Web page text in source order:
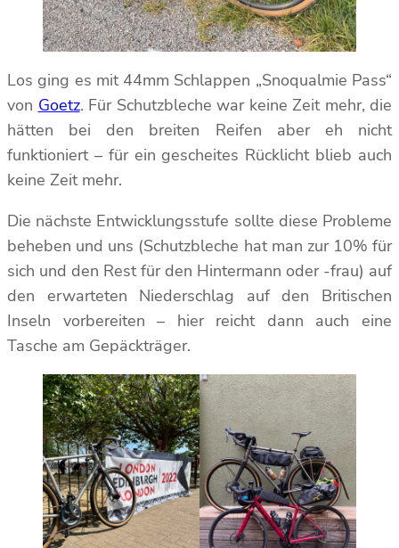
Los ging es mit 44mm Schlappen „Snoqualmie Pass“
von Goetz. Für Schutzbleche war keine Zeit mehr, die
hätten bei den breiten Reifen aber eh nicht
funktioniert – für ein gescheites Rücklicht blieb auch
keine Zeit mehr.
Die nächste Entwicklungsstufe sollte diese Probleme
beheben und uns (Schutzbleche hat man zur 10% für
sich und den Rest für den Hintermann oder -frau) auf
den erwarteten Niederschlag auf den Britischen
Inseln vorbereiten – hier reicht dann auch eine
Tasche am Gepäckträger.